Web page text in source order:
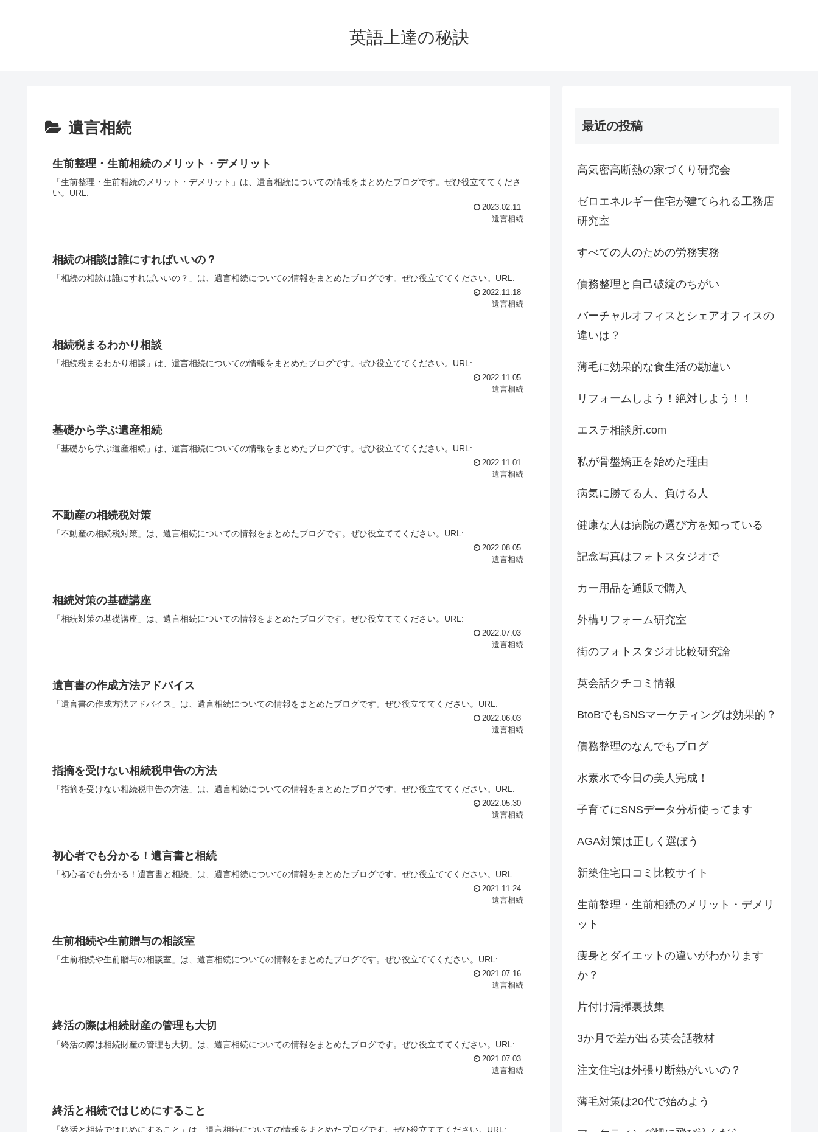
英語上達の秘訣
遺言相続
生前整理・生前相続のメリット・デメリット
「生前整理・生前相続のメリット・デメリット」は、遺言相続についての情報をまとめたブログです。ぜひ役立ててくださ
い。URL:
2023.02.11
遺言相続
相続の相談は誰にすればいいの？
「相続の相談は誰にすればいいの？」は、遺言相続についての情報をまとめたブログです。ぜひ役立ててください。URL:
2022.11.18
遺言相続
相続税まるわかり相談
「相続税まるわかり相談」は、遺言相続についての情報をまとめたブログです。ぜひ役立ててください。URL:
2022.11.05
遺言相続
基礎から学ぶ遺産相続
「基礎から学ぶ遺産相続」は、遺言相続についての情報をまとめたブログです。ぜひ役立ててください。URL:
2022.11.01
遺言相続
不動産の相続税対策
「不動産の相続税対策」は、遺言相続についての情報をまとめたブログです。ぜひ役立ててください。URL:
2022.08.05
遺言相続
相続対策の基礎講座
「相続対策の基礎講座」は、遺言相続についての情報をまとめたブログです。ぜひ役立ててください。URL:
2022.07.03
遺言相続
遺言書の作成方法アドバイス
「遺言書の作成方法アドバイス」は、遺言相続についての情報をまとめたブログです。ぜひ役立ててください。URL:
2022.06.03
遺言相続
指摘を受けない相続税申告の方法
「指摘を受けない相続税申告の方法」は、遺言相続についての情報をまとめたブログです。ぜひ役立ててください。URL:
2022.05.30
遺言相続
初心者でも分かる！遺言書と相続
「初心者でも分かる！遺言書と相続」は、遺言相続についての情報をまとめたブログです。ぜひ役立ててください。URL:
2021.11.24
遺言相続
生前相続や生前贈与の相談室
「生前相続や生前贈与の相談室」は、遺言相続についての情報をまとめたブログです。ぜひ役立ててください。URL:
2021.07.16
遺言相続
終活の際は相続財産の管理も大切
「終活の際は相続財産の管理も大切」は、遺言相続についての情報をまとめたブログです。ぜひ役立ててください。URL:
2021.07.03
遺言相続
終活と相続ではじめにすること
「終活と相続ではじめにすること」は、遺言相続についての情報をまとめたブログです。ぜひ役立ててください。URL:
最近の投稿
高気密高断熱の家づくり研究会
ゼロエネルギー住宅が建てられる工務店
研究室
すべての人のための労務実務
債務整理と自己破綻のちがい
バーチャルオフィスとシェアオフィスの
違いは？
薄毛に効果的な食生活の勘違い
リフォームしよう！絶対しよう！！
エステ相談所.com
私が骨盤矯正を始めた理由
病気に勝てる人、負ける人
健康な人は病院の選び方を知っている
記念写真はフォトスタジオで
カー用品を通販で購入
外構リフォーム研究室
街のフォトスタジオ比較研究論
英会話クチコミ情報
BtoBでもSNSマーケティングは効果的？
債務整理のなんでもブログ
水素水で今日の美人完成！
子育てにSNSデータ分析使ってます
AGA対策は正しく選ぼう
新築住宅口コミ比較サイト
生前整理・生前相続のメリット・デメリ
ット
痩身とダイエットの違いがわかります
か？
片付け清掃裏技集
3か月で差が出る英会話教材
注文住宅は外張り断熱がいいの？
薄毛対策は20代で始めよう